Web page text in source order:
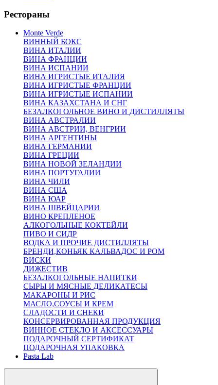
Рестораны
Monte Verde
ВИННЫЙ БОКС
ВИНА ИТАЛИИ
ВИНА ФРАНЦИИ
ВИНА ИСПАНИИ
ВИНА ИГРИСТЫЕ ИТАЛИЯ
ВИНА ИГРИСТЫЕ ФРАНЦИИ
ВИНА ИГРИСТЫЕ ИСПАНИИ
ВИНА КАЗАХСТАНА И СНГ
БЕЗАЛКОГОЛЬНОЕ ВИНО И ДИСТИЛЛЯТЫ
ВИНА АВСТРАЛИИ
ВИНА АВСТРИИ, ВЕНГРИИ
ВИНА АРГЕНТИНЫ
ВИНА ГЕРМАНИИ
ВИНА ГРЕЦИИ
ВИНА НОВОЙ ЗЕЛАНДИИ
ВИНА ПОРТУГАЛИИ
ВИНА ЧИЛИ
ВИНА США
ВИНА ЮАР
ВИНА ШВЕЙЦАРИИ
ВИНО КРЕПЛЕНОЕ
АЛКОГОЛЬНЫЕ КОКТЕЙЛИ
ПИВО И СИДР
ВОДКА И ПРОЧИЕ ДИСТИЛЛЯТЫ
БРЕНДИ,КОНЬЯК КАЛЬВАДОС И РОМ
ВИСКИ
ДИЖЕСТИВ
БЕЗАЛКОГОЛЬНЫЕ НАПИТКИ
СЫРЫ И МЯСНЫЕ ДЕЛИКАТЕСЫ
МАКАРОНЫ И РИС
МАСЛО,СОУСЫ И КРЕМ
СЛАДОСТИ И СНЕКИ
КОНСЕРВИРОВАННАЯ ПРОДУКЦИЯ
ВИННОЕ СТЕКЛО И АКСЕССУАРЫ
ПОДАРОЧНЫЙ СЕРТИФИКАТ
ПОДАРОЧНАЯ УПАКОВКА
Pasta Lab